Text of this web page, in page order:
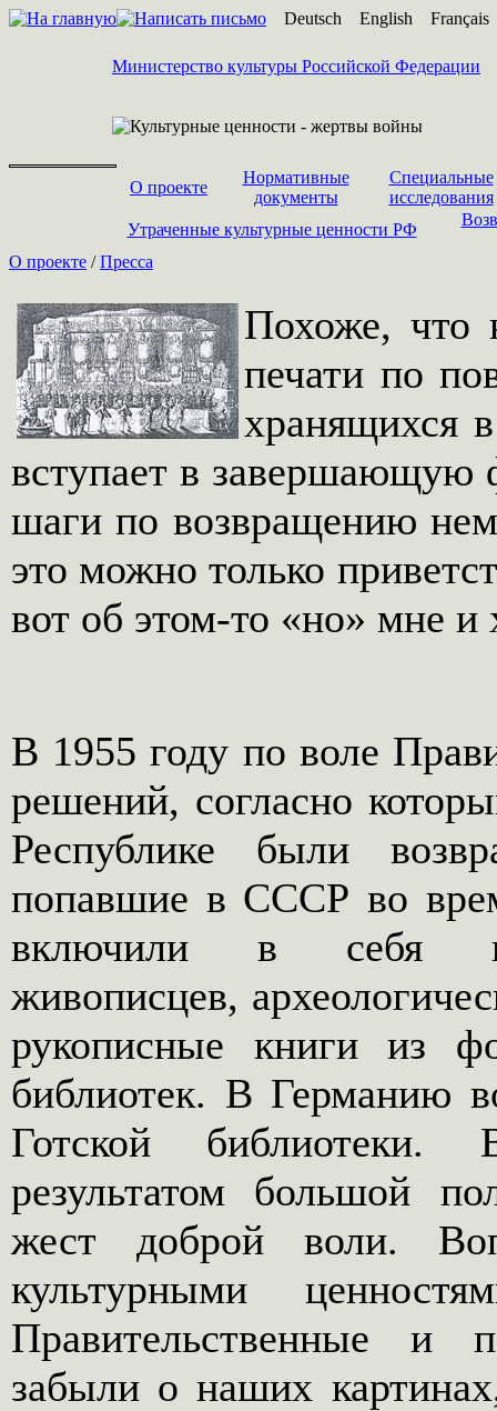
Deutsch English Français
Министерство культуры Российской Федерации
О проекте
Нормативные
документы
Специальные
исследования
Утраченные культурные ценности РФ
О проекте /Пресса
Похоже, что
печати по
хранящихся
вступает в завершающую
шаги по возвращению
это можно только
вот об этом-то «но» мне и
В 1955 году по воле
решений, согласно
Республике были
попавшие в СССР во
включили в себя
живописцев,
рукописные книги из
библиотек. В Германию
Готской
результатом большой
жест доброй воли.
культурными
Правительственные и
забыли о наших